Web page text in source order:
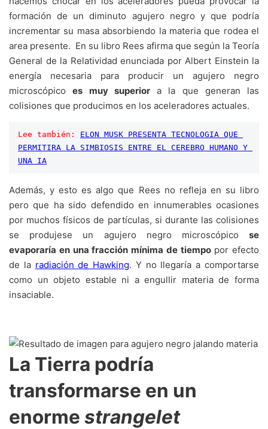
formación de un diminuto agujero negro y que podría
incrementar su masa absorbiendo la materia que rodea el
area presente. En su libro Rees afirma que según la Teoría
General de la Relatividad enunciada por Albert Einstein la
energía necesaria para producir un agujero negro
microscópicoes muy superiora la que generan las
colisiones que producimos en los aceleradores actuales.
Lee también:
ELON MUSK PRESENTA TECNOLOGIA QUE
PERMITIRA LA SIMBIOSIS ENTRE EL CEREBRO HUMANO Y
UNA IA
Además, y esto es algo que Rees no refleja en su libro
pero que ha sido defendido en innumerables ocasiones
por muchos físicos de partículas, si durante las colisiones
se produjese un agujero negro microscópico se
evaporaría en una fracción mínima de tiempopor efecto
de la radiación de Hawking. Y no llegaría a comportarse
como un objeto estable ni a engullir materia de forma
insaciable.
La Tierra podría
transformarse en un
enorme strangelet